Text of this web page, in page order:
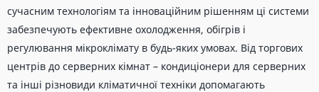
сучасним технологіям та інноваційним рішенням ці системи
забезпечують ефективне охолодження, обігрів і
регулювання мікроклімату в будь-яких умовах. Від торгових
центрів до серверних кімнат – кондиціонери для серверних
та інші різновиди кліматичної техніки допомагають